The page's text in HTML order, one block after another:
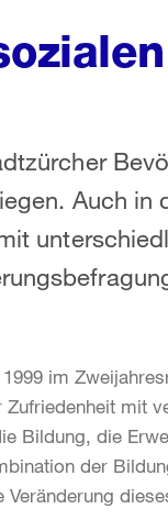
Auch in
im
mit
Bildung, die
der